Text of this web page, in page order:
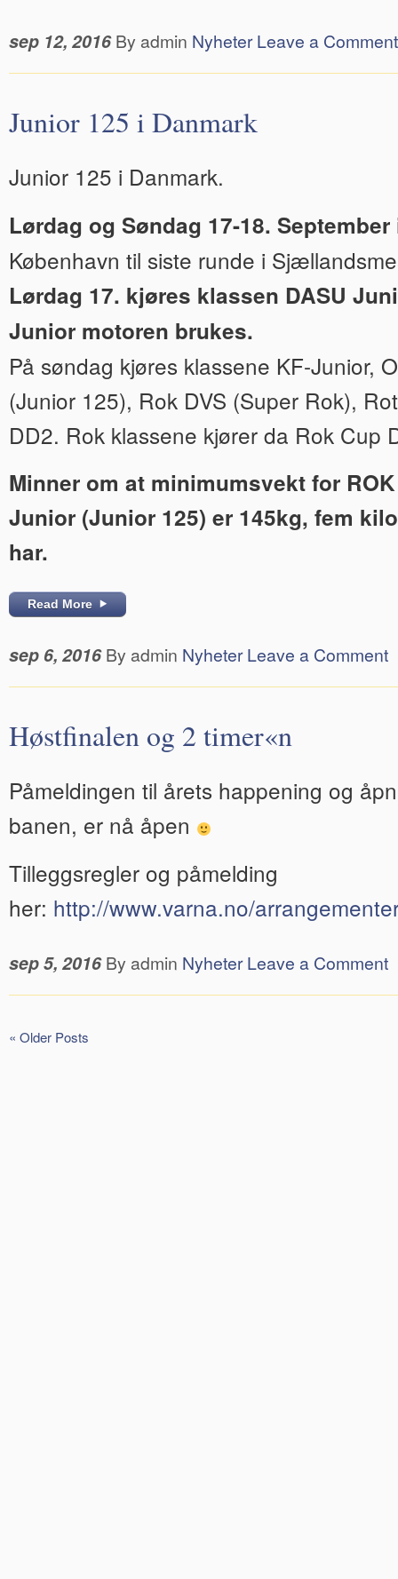
sep 12, 2016 By admin Nyheter Leave a Comment
Junior 125 i Danmark
Junior 125 i Danmark.
Lørdag og Søndag 17-18. September
København til siste runde i
Lørdag 17. kjøres klassen DASU
Junior motoren brukes.
På søndag kjøres klassene KF-Junior,
(Junior 125), Rok DVS (Super Rok),
DD2. Rok klassene kjører da Rok Cup
Minner om at minimumsvekt for
Junior (Junior 125) er 145kg, fem
har.
Read More
sep 6, 2016 By admin Nyheter Leave a Comment
Høstfinalen og 2 timer«n
Påmeldingen til årets happening og
banen, er nå åpen
Tilleggsregler og påmelding
her: http://www.varna.no/
sep 5, 2016 By admin Nyheter Leave a Comment
« Older Posts